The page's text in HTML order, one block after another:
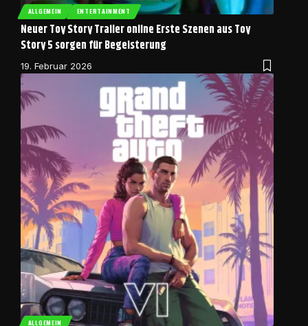
ALLGEMEIN ENTERTAINMENT
Neuer Toy Story Trailer online Erste Szenen aus Toy
Story 5 sorgen für Begeisterung
19. Februar 2026
ALLGEMEIN